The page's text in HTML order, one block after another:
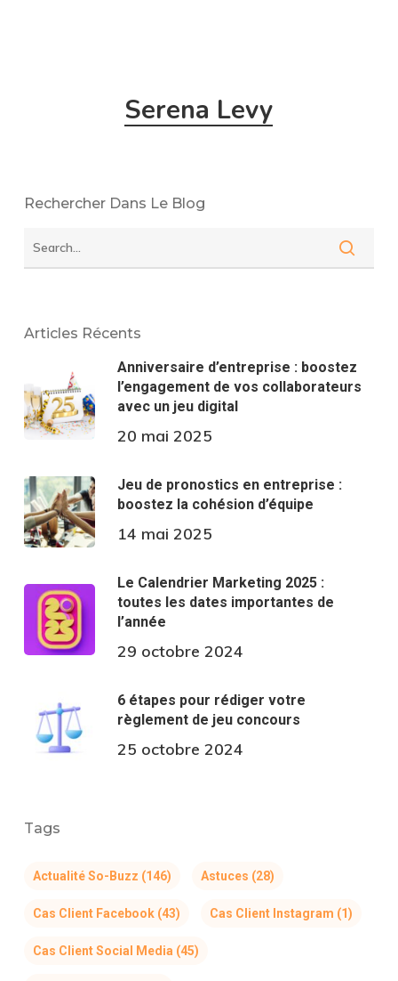
Serena Levy
Rechercher Dans Le Blog
Articles Récents
Anniversaire d’entreprise : boostez
l’engagement de vos collaborateurs
avec un jeu digital
20 mai 2025
Jeu de pronostics en entreprise :
boostez la cohésion d’équipe
14 mai 2025
Le Calendrier Marketing 2025 :
toutes les dates importantes de
l’année
29 octobre 2024
6 étapes pour rédiger votre
règlement de jeu concours
25 octobre 2024
Tags
Actualité So-Buzz (146) Astuces (28)
Cas Client Facebook(43) Cas Client Instagram (1)
Cas Client Social Media (45)